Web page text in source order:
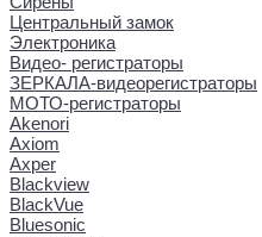
Центральный замок
Электроника
Видео- регистраторы
ЗЕРКАЛА-видеорегистраторы
МОТО-регистраторы
Akenori
Axiom
Axper
Blackview
BlackVue
Bluesonic